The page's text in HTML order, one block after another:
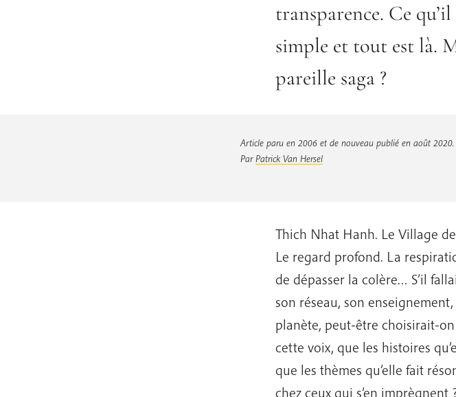
transparence. Ce
simple et tout est là.
pareille saga ?
Article paru en 2006 et de nouveau publié en août 2020.
ParPatrick Van Hersel
Thich Nhat Hanh. Le Village
Le regard profond. La
de dépasser la colère… S’il
son réseau, son
planète, peut-être choisirait-
cette voix, que les histoires
que les thèmes qu’elle fait
chez ceux qui s’en imprègnent